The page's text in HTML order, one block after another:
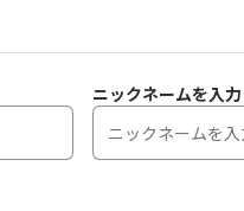
ニックネームを入力